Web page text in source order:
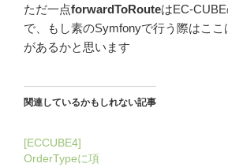
ただ一点forwardToRouteはEC-
で、もし素のSymfonyで行う際はこ
があるかと思います
関連しているかもしれない記事
[ECCUBE4]
OrderTypeに項